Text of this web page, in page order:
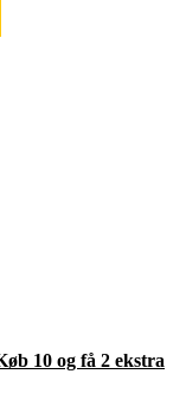
10 og få 2 ekstra